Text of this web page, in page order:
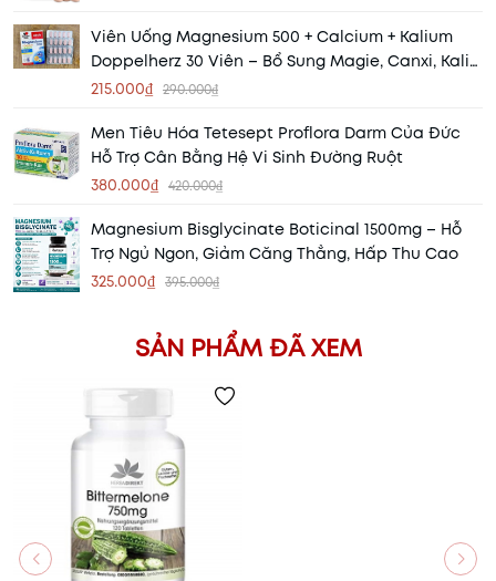
Viên Uống Magnesium 500 + Calcium + Kalium
Doppelherz 30 Viên – Bổ Sung Magie, Canxi, Kali
Cho Cơ Bắp Và Xương Khớp
215.000₫ 290.000₫
Men Tiêu Hóa Tetesept Proflora Darm Của Đức
Hỗ Trợ Cân Bằng Hệ Vi Sinh Đường Ruột
380.000₫ 420.000₫
Magnesium Bisglycinate Boticinal 1500mg – Hỗ
Trợ Ngủ Ngon, Giảm Căng Thẳng, Hấp Thu Cao
325.000₫ 395.000₫
SẢN PHẨM ĐÃ XEM